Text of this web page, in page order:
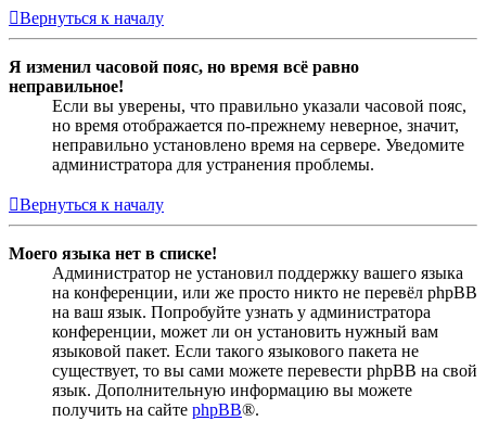
Вернуться к началу
Я изменил часовой пояс, но время всё равно
неправильное!
Если вы уверены, что правильно указали часовой пояс,
но время отображается по-прежнему неверное, значит,
неправильно установлено время на сервере. Уведомите
администратора для устранения проблемы.
Вернуться к началу
Моего языка нет в списке!
Администратор не установил поддержку вашего языка
на конференции, или же просто никто не перевёл phpBB
на ваш язык. Попробуйте узнать у администратора
конференции, может ли он установить нужный вам
языковой пакет. Если такого языкового пакета не
существует, то вы сами можете перевести phpBB на свой
язык. Дополнительную информацию вы можете
получить на сайте phpBB®.